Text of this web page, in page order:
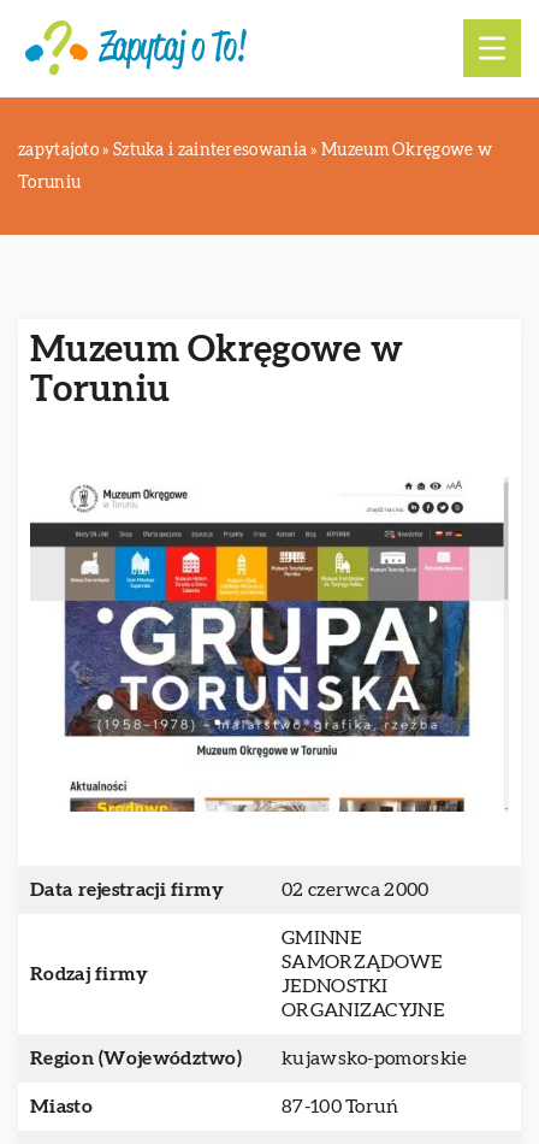
zapytajoto » Sztuka i zainteresowania »Muzeum Okręgowe w
Toruniu
Muzeum Okręgowe w
Toruniu
Data rejestracji firmy 02 czerwca 2000
Rodzaj firmy
GMINNE
SAMORZĄDOWE
JEDNOSTKI
ORGANIZACYJNE
Region (Województwo) kujawsko-pomorskie
Miasto 87-100 Toruń